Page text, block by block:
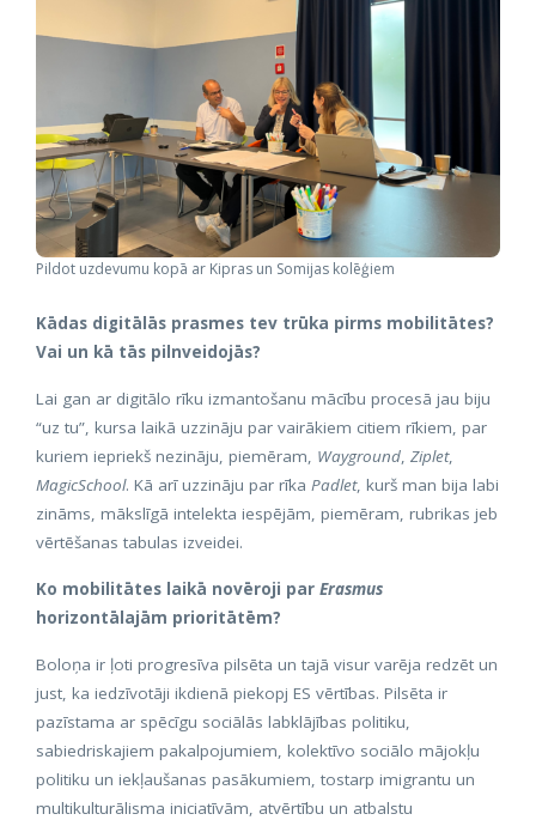
Pildot uzdevumu kopā ar Kipras un Somijas kolēģiem
Kādas digitālās prasmes tev trūka pirms mobilitātes?
Vai un kā tās pilnveidojās?
Lai gan ar digitālo rīku izmantošanu mācību procesā jau biju
“uz tu”, kursa laikā uzzināju par vairākiem citiem rīkiem, par
kuriem iepriekš nezināju, piemēram, Wayground, Ziplet,
MagicSchool. Kā arī uzzināju par rīka Padlet, kurš man bija labi
zināms, mākslīgā intelekta iespējām, piemēram, rubrikas jeb
vērtēšanas tabulas izveidei.
Ko mobilitātes laikā novēroji par Erasmus
horizontālajām prioritātēm?
Boloņa ir ļoti progresīva pilsēta un tajā visur varēja redzēt un
just, ka iedzīvotāji ikdienā piekopj ES vērtības. Pilsēta ir
pazīstama ar spēcīgu sociālās labklājības politiku,
sabiedriskajiem pakalpojumiem, kolektīvo sociālo mājokļu
politiku un iekļaušanas pasākumiem, tostarp imigrantu un
multikulturālisma iniciatīvām, atvērtību un atbalstu